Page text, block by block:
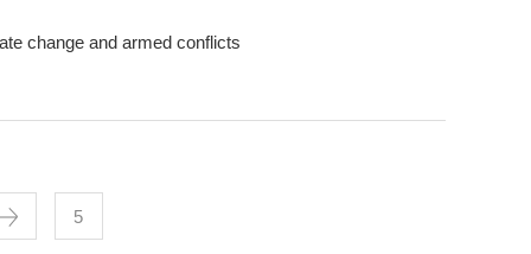
change and armed conflicts
5